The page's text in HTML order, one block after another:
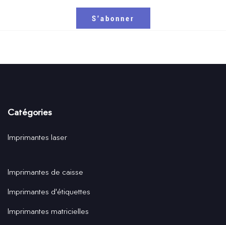
Catégories
Imprimantes laser
Imprimantes de caisse
Imprimantes d'étiquettes
Imprimantes matricielles